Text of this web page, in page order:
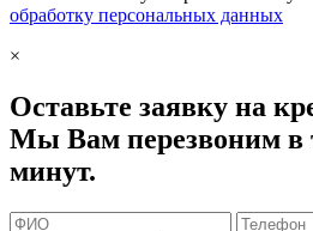
обработку персональных данных
×
Оставьте заявку на
Мы Вам перезвоним в
минут.